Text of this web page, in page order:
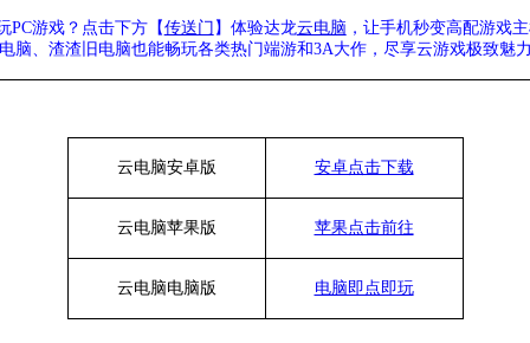
PC游戏？点击下方【传送门 】 体验达龙云电脑 ，让手机秒变高配游戏
脑、 渣渣旧电脑也能畅玩各类热门端游和3A大作， 尽享云游戏极致魅力
云电脑安卓版 安卓点击下载
云电脑苹果版 苹果点击前往
云电脑电脑版 电脑即点即玩